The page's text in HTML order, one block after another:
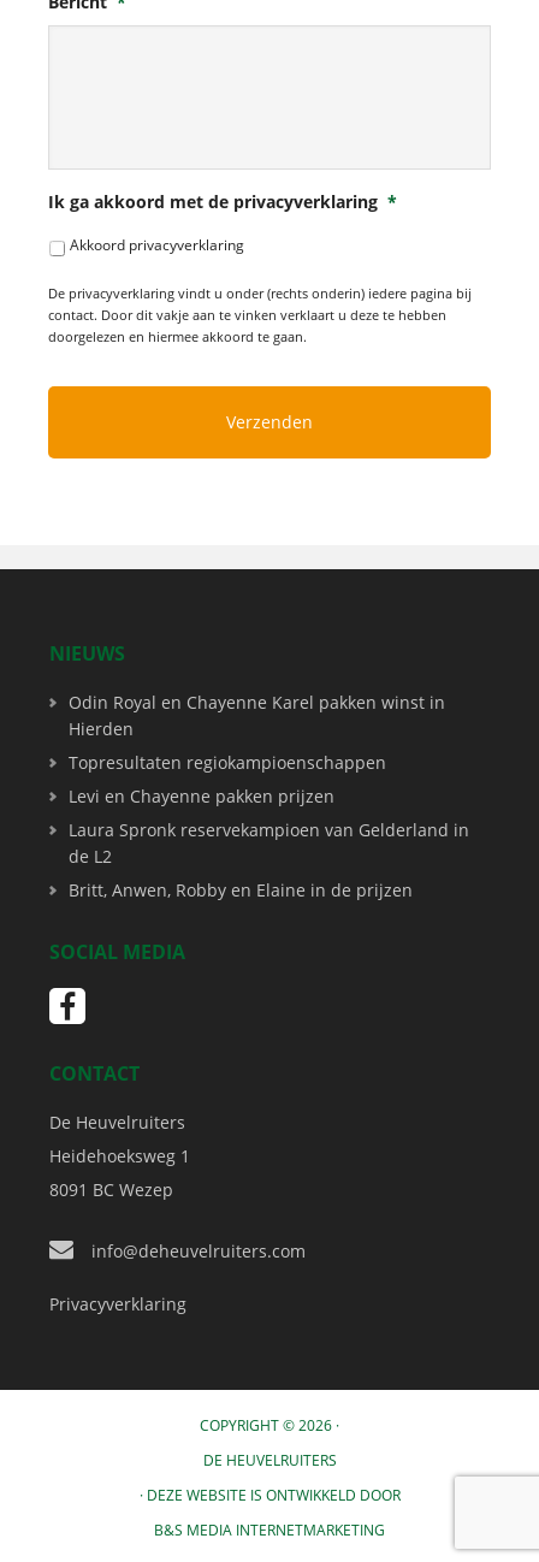
Ik ga akkoord met de privacyverklaring *
Akkoord privacyverklaring
De privacyverklaring vindt u onder (rechts onderin) iedere pagina bij
contact. Door dit vakje aan te vinken verklaart u deze te hebben
doorgelezen en hiermee akkoord te gaan.
NIEUWS
Odin Royal en Chayenne Karel pakken winst in
Hierden
Topresultaten regiokampioenschappen
Levi en Chayenne pakken prijzen
Laura Spronk reservekampioen van Gelderland in
de L2
Britt, Anwen, Robby en Elaine in de prijzen
SOCIAL MEDIA
CONTACT
De Heuvelruiters
Heidehoeksweg 1
8091 BC Wezep
info@deheuvelruiters.com
Privacyverklaring
COPYRIGHT © 2026 ·
DE HEUVELRUITERS
· DEZE WEBSITE IS ONTWIKKELD DOOR
B&S MEDIA INTERNETMARKETING